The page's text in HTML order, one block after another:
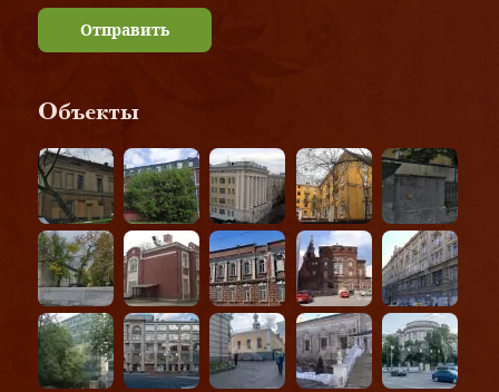
Отправить
Объекты